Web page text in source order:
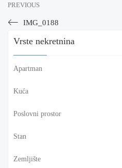
PREVIOUS
IMG_0188
Vrste nekretnina
Apartman
Kuća
Poslovni prostor
Stan
Zemljište